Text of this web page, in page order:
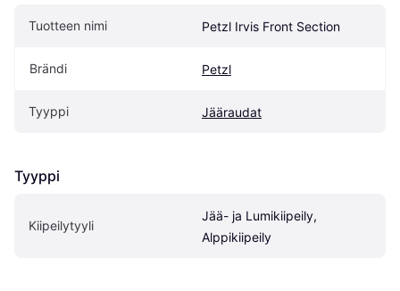
Tuotteen nimi Petzl Irvis Front Section
Brändi Petzl
Tyyppi Jääraudat
Tyyppi
Kiipeilytyyli
Jää- ja Lumikiipeily,
Alppikiipeily